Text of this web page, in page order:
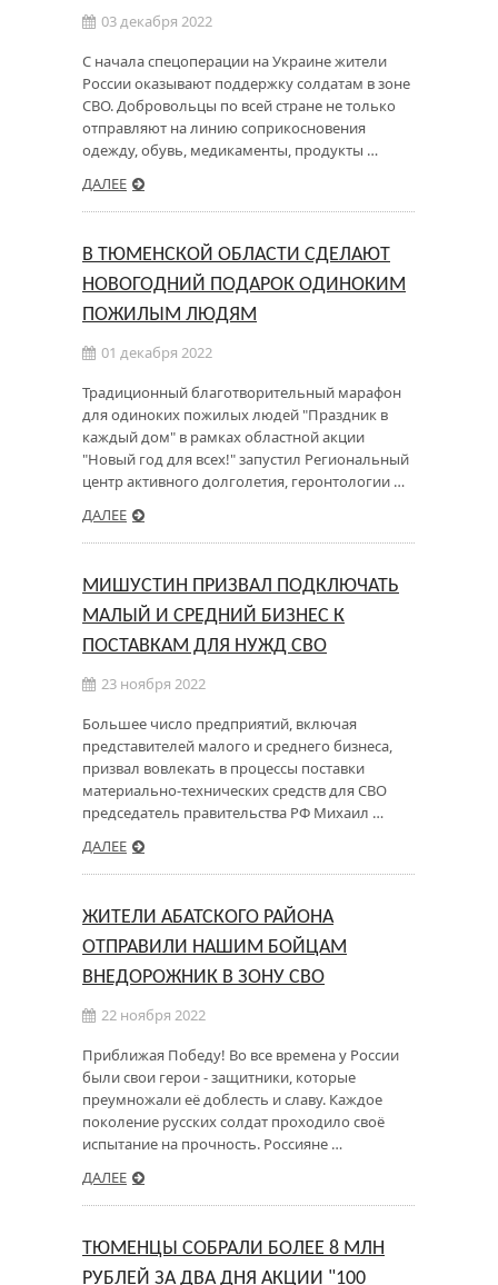
03 декабря 2022
С начала спецоперации на Украине жители
России оказывают поддержку солдатам в зоне
СВО. Добровольцы по всей стране не только
отправляют на линию соприкосновения
одежду, обувь, медикаменты, продукты …
ДАЛЕЕ
В ТЮМЕНСКОЙ ОБЛАСТИ СДЕЛАЮТ
НОВОГОДНИЙ ПОДАРОК ОДИНОКИМ
ПОЖИЛЫМ ЛЮДЯМ
01 декабря 2022
Традиционный благотворительный марафон
для одиноких пожилых людей "Праздник в
каждый дом" в рамках областной акции
"Новый год для всех!" запустил Региональный
центр активного долголетия, геронтологии …
ДАЛЕЕ
МИШУСТИН ПРИЗВАЛ ПОДКЛЮЧАТЬ
МАЛЫЙ И СРЕДНИЙ БИЗНЕС К
ПОСТАВКАМ ДЛЯ НУЖД СВО
23 ноября 2022
Большее число предприятий, включая
представителей малого и среднего бизнеса,
призвал вовлекать в процессы поставки
материально-технических средств для СВО
председатель правительства РФ Михаил …
ДАЛЕЕ
ЖИТЕЛИ АБАТСКОГО РАЙОНА
ОТПРАВИЛИ НАШИМ БОЙЦАМ
ВНЕДОРОЖНИК В ЗОНУ СВО
22 ноября 2022
Приближая Победу! Во все времена у России
были свои герои - защитники, которые
преумножали её доблесть и славу. Каждое
поколение русских солдат проходило своё
испытание на прочность. Россияне …
ДАЛЕЕ
ТЮМЕНЦЫ СОБРАЛИ БОЛЕЕ 8 МЛН
РУБЛЕЙ ЗА ДВА ДНЯ АКЦИИ "100